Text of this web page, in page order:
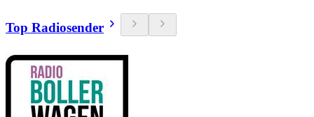
Top Radiosender